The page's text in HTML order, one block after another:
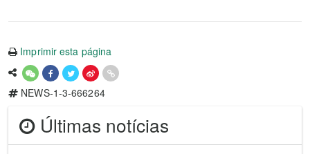
Imprimir esta página
NEWS-1-3-666264
Últimas notícias